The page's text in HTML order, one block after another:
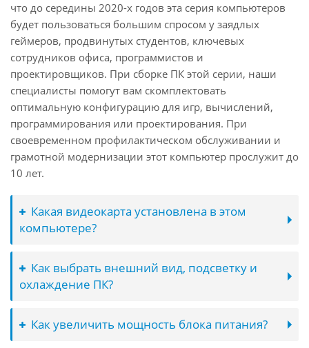
что до середины 2020-х годов эта серия компьютеров
будет пользоваться большим спросом у заядлых
геймеров, продвинутых студентов, ключевых
сотрудников офиса, программистов и
проектировщиков. При сборке ПК этой серии, наши
специалисты помогут вам скомплектовать
оптимальную конфигурацию для игр, вычислений,
программирования или проектирования. При
своевременном профилактическом обслуживании и
грамотной модернизации этот компьютер прослужит до
10 лет.
Какая видеокарта установлена в этом
компьютере?
Как выбрать внешний вид, подсветку и
охлаждение ПК?
Как увеличить мощность блока питания?